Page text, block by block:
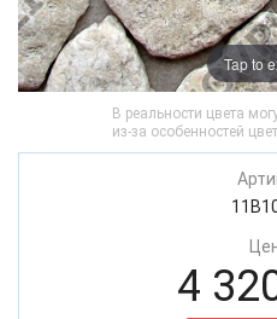
Tap to
В реальности цвета
из-за особенностей
4